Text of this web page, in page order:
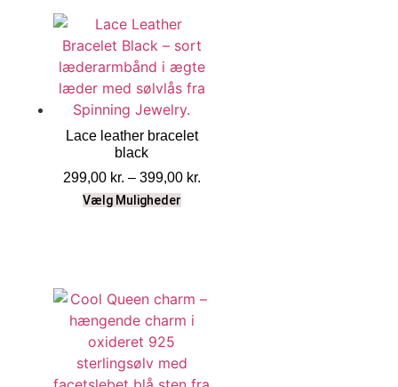
Lace leather bracelet
black
299,00 kr. – 399,00 kr.
Vælg Muligheder